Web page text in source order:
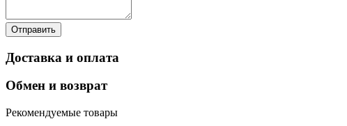
Отправить
Доставка и оплата
Обмен и возврат
Рекомендуемые товары